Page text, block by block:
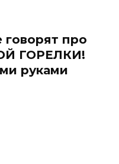
про
ГОРЕЛКИ!
руками